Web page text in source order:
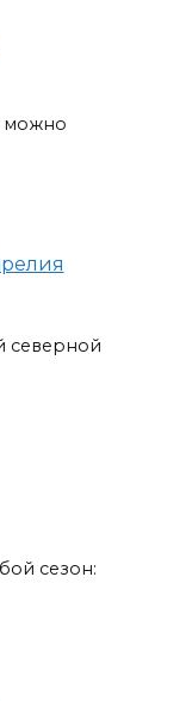
можно
северной
сезон: